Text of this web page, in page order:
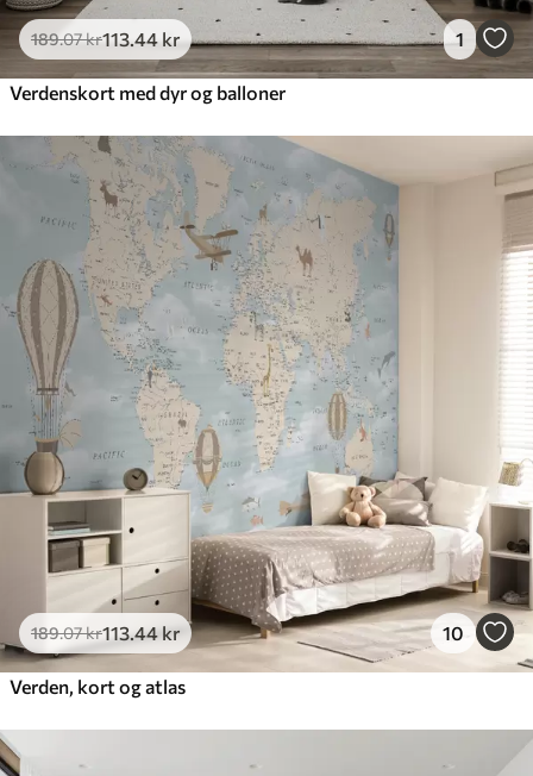
189.07kr113.44 kr 1
Verdenskort med dyr og balloner
189.07kr113.44 kr 10
Verden, kort og atlas